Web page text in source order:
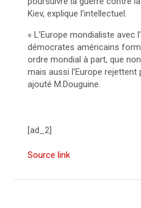
Kiev, explique l’intellectuel.
« L’Europe mondialiste avec
démocrates américains
ordre mondial à part, que
mais aussi l’Europe
ajouté M.Douguine.
[ad_2]
Source link